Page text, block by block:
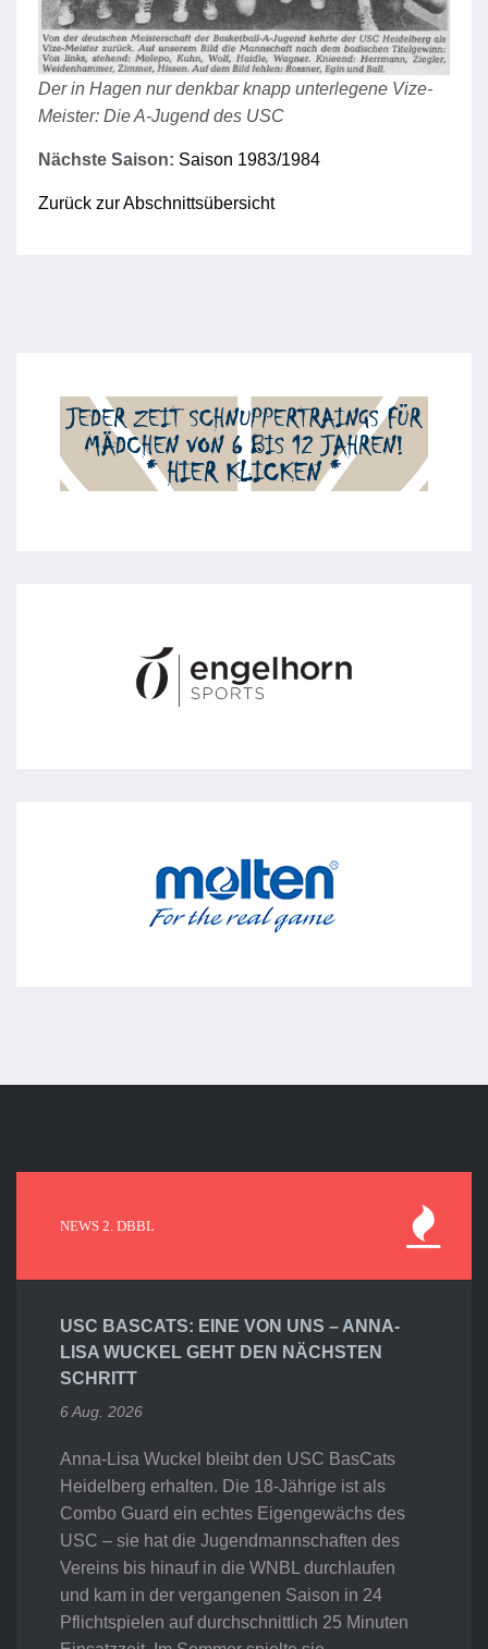
Der in Hagen nur denkbar knapp unterlegene Vize-
Meister: Die A-Jugend des USC
Nächste Saison: Saison 1983/1984
Zurück zur Abschnittsübersicht
NEWS 2. DBBL
USC BASCATS: EINE VON UNS – ANNA-
LISA WUCKEL GEHT DEN NÄCHSTEN
SCHRITT
6 Aug. 2026
Anna-Lisa Wuckel bleibt den USC BasCats
Heidelberg erhalten. Die 18-Jährige ist als
Combo Guard ein echtes Eigengewächs des
USC – sie hat die Jugendmannschaften des
Vereins bis hinauf in die WNBL durchlaufen
und kam in der vergangenen Saison in 24
Pflichtspielen auf durchschnittlich 25 Minuten